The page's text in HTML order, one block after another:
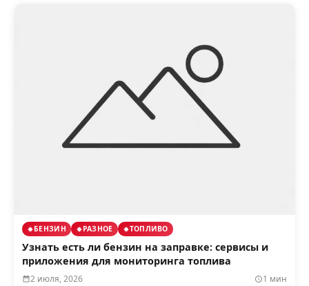
БЕНЗИН РАЗНОЕ ТОПЛИВО
Узнать есть ли бензин на заправке: сервисы и
приложения для мониторинга топлива
2 июля, 2026 1 мин